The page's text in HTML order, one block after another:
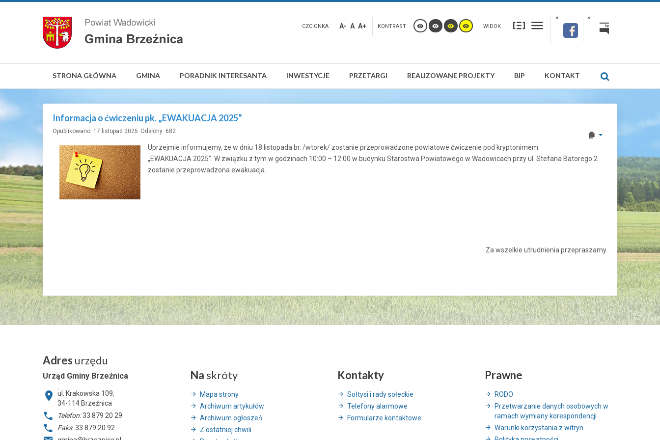
CZCIONKA A- A A+ KONTRAST WIDOK
STRONA GŁÓWNA GMINA PORADNIK INTERESANTA INWESTYCJE PRZETARGI REALIZOWANE PROJEKTY BIP KONTAKT
Informacja o ćwiczeniu pk. „EWAKUACJA 2025”
Opublikowano: 17 listopad 2025 Odsłony: 682
Uprzejmie informujemy, że w dniu 18 listopada br. /wtorek/ zostanie przeprowadzone powiatowe ćwiczenie pod kryptonimem
„EWAKUACJA 2025”. W związku z tym w godzinach 10:00 – 12:00 w budynku Starostwa Powiatowego w Wadowicach przy ul. Stefana Batorego 2
zostanie przeprowadzona ewakuacja.
Za wszelkie utrudnienia przepraszamy.
Adres urzędu
Urząd Gminy Brzeźnica
ul. Krakowska 109,
34-114 Brzeźnica
Telefon: 33 879 20 29
Faks: 33 879 20 92
Na skróty
Mapa strony
Archiwum artykułów
Archiwum ogłoszeń
Z ostatniej chwili
Kontakty
Sołtysi i rady sołeckie
Telefony alarmowe
Formularze kontaktowe
Prawne
RODO
Przetwarzanie danych osobowych w
ramach wymiany korespondencji
Warunki korzystania z witryn